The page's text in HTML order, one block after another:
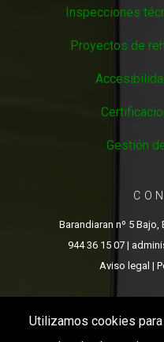
Inspecciones
Proyectos de
Gestión
Barandiaran nº 5
944 36 15 07 |
Aviso legal |
Utilizamos cookies